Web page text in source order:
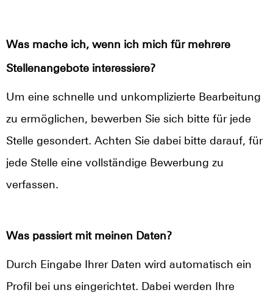
Was mache ich, wenn ich mich für mehrere
Stellenangebote interessiere?
Um eine schnelle und unkomplizierte Bearbeitung
zu ermöglichen, bewerben Sie sich bitte für jede
Stelle gesondert. Achten Sie dabei bitte darauf, für
jede Stelle eine vollständige Bewerbung zu
verfassen.
Was passiert mit meinen Daten?
Durch Eingabe Ihrer Daten wird automatisch ein
Profil bei uns eingerichtet. Dabei werden Ihre